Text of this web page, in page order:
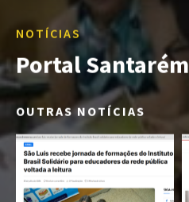
NOTÍCIAS
Portal Santarém
OUTRAS NOTÍCIAS